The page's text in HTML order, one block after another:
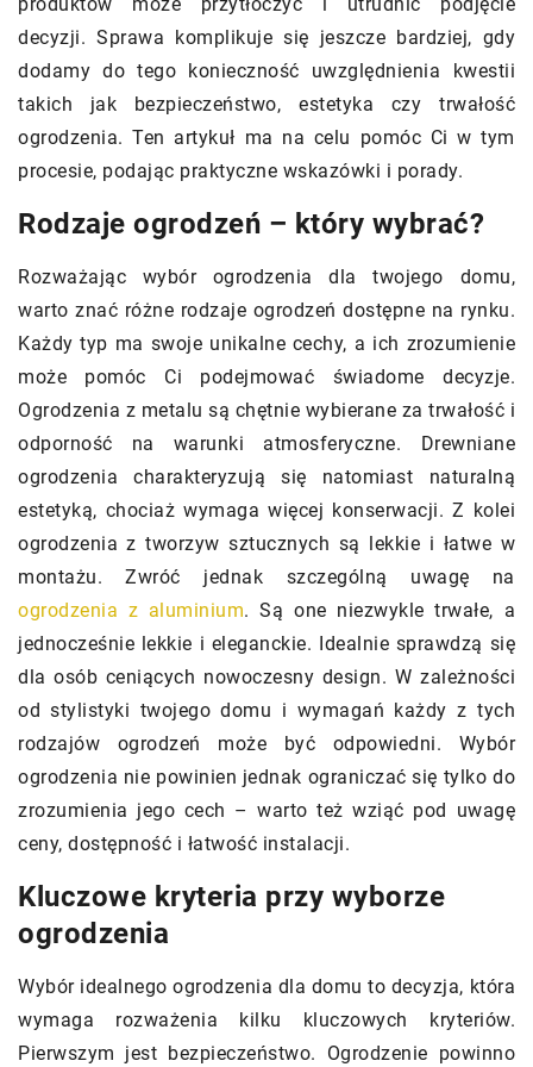
produktów może przytłoczyć i utrudnić podjęcie
decyzji. Sprawa komplikuje się jeszcze bardziej, gdy
dodamy do tego konieczność uwzględnienia kwestii
takich jak bezpieczeństwo, estetyka czy trwałość
ogrodzenia. Ten artykuł ma na celu pomóc Ci w tym
procesie, podając praktyczne wskazówki i porady.
Rodzaje ogrodzeń – który wybrać?
Rozważając wybór ogrodzenia dla twojego domu,
warto znać różne rodzaje ogrodzeń dostępne na rynku.
Każdy typ ma swoje unikalne cechy, a ich zrozumienie
może pomóc Ci podejmować świadome decyzje.
Ogrodzenia z metalu są chętnie wybierane za trwałość i
odporność na warunki atmosferyczne. Drewniane
ogrodzenia charakteryzują się natomiast naturalną
estetyką, chociaż wymaga więcej konserwacji. Z kolei
ogrodzenia z tworzyw sztucznych są lekkie i łatwe w
montażu. Zwróć jednak szczególną uwagę na
ogrodzenia z aluminium. Są one niezwykle trwałe, a
jednocześnie lekkie i eleganckie. Idealnie sprawdzą się
dla osób ceniących nowoczesny design. W zależności
od stylistyki twojego domu i wymagań każdy z tych
rodzajów ogrodzeń może być odpowiedni. Wybór
ogrodzenia nie powinien jednak ograniczać się tylko do
zrozumienia jego cech – warto też wziąć pod uwagę
ceny, dostępność i łatwość instalacji.
Kluczowe kryteria przy wyborze
ogrodzenia
Wybór idealnego ogrodzenia dla domu to decyzja, która
wymaga rozważenia kilku kluczowych kryteriów.
Pierwszym jest bezpieczeństwo. Ogrodzenie powinno